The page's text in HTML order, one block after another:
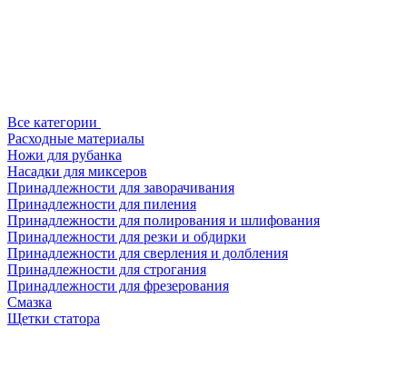
Все категории
Расходные материалы
Ножи для рубанка
Насадки для миксеров
Принадлежности для заворачивания
Принадлежности для пиления
Принадлежности для полирования и шлифования
Принадлежности для резки и обдирки
Принадлежности для сверления и долбления
Принадлежности для строгания
Принадлежности для фрезерования
Смазка
Щетки статора